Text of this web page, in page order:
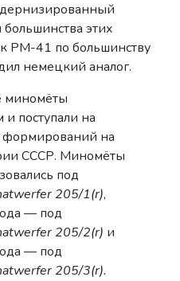
этих
РМ-41 по большинству
немецкий аналог.
миномёты
и поступали на
на
СССР. Миномёты
под
205/1(r),
— под
205/2(r) и
— под
205/3(r).